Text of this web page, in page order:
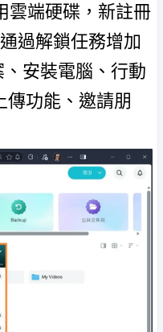
雲端硬碟，新註冊
過解鎖任務增加
安裝電腦、行動
傳功能、邀請朋